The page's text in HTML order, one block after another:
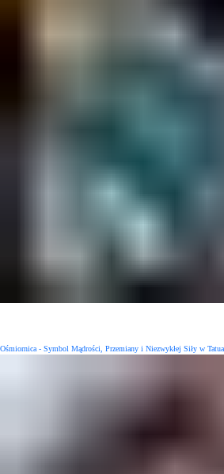
Ośmiornica - Symbol Mądrości, Przemiany i Niezwykłej Siły w